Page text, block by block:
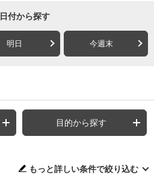
日付から探す
明日 今週末
目的から探す
もっと詳しい条件で絞り込む